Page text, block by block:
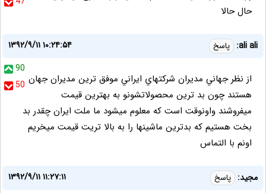
حال حالا
ali ali: پاسخ
۱۳۹۲/۹/۱۱ ۱۰:۲۴:۵۴
90
50 از نظر جهاني مديران شركتهاي ايراني موفق ترين مديران جهان
هستند چون بد ترين محصولاتشونو به بهترين قيمت
ميفروشند واونوقت است كه معلوم ميشود ما ملت ايران چقدر بد
بخت هستيم كه بدترين ماشينها را به بالا تريت قيمت ميخريم
اونم با التماس
مجید: پاسخ
۱۳۹۲/۹/۱۱ ۱۱:۲۷:۱۱